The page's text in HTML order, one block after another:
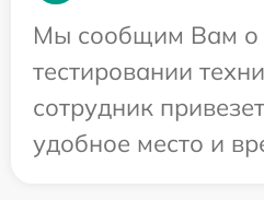
Мы сообщим Вам о
тестировании
сотрудник
удобное место и